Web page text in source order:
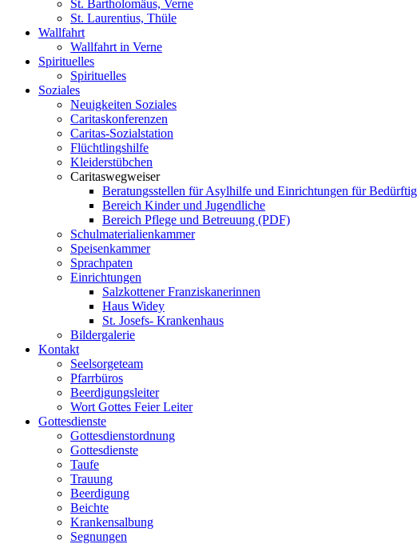
St. Bartholomäus, Verne
St. Laurentius, Thüle
Wallfahrt
Wallfahrt in Verne
Spirituelles
Spirituelles
Soziales
Neuigkeiten Soziales
Caritaskonferenzen
Caritas-Sozialstation
Flüchtlingshilfe
Kleiderstübchen
Caritaswegweiser
Beratungsstellen für Asylhilfe und Einrichtungen für
Bereich Kinder und Jugendliche
Bereich Pflege und Betreuung (PDF)
Schulmaterialienkammer
Speisenkammer
Sprachpaten
Einrichtungen
Salzkottener Franziskanerinnen
Haus Widey
St. Josefs- Krankenhaus
Bildergalerie
Kontakt
Seelsorgeteam
Pfarrbüros
Beerdigungsleiter
Wort Gottes Feier Leiter
Gottesdienste
Gottesdienstordnung
Gottesdienste
Taufe
Trauung
Beerdigung
Beichte
Krankensalbung
Segnungen